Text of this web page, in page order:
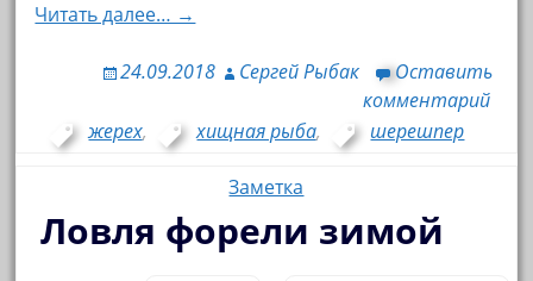
Читать далее… →
24.09.2018 Сергей Рыбак
Оставить
комментарий
жерех, хищная рыба, шерешпер
Заметка
Ловля форели зимой